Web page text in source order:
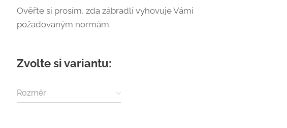
Ověřte si prosím, zda zábradlí vyhovuje Vámi
požadovaným normám.
Zvolte si variantu:
Rozměr